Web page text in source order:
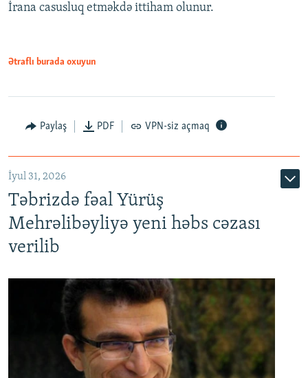
İrana casusluq etməkdə ittiham olunur.
Ətraflı burada oxuyun
Paylaş PDF VPN-siz açmaq
İyul 31, 2026
Təbrizdə fəal Yürüş
Mehrəlibəyliyə yeni həbs cəzası
verilib